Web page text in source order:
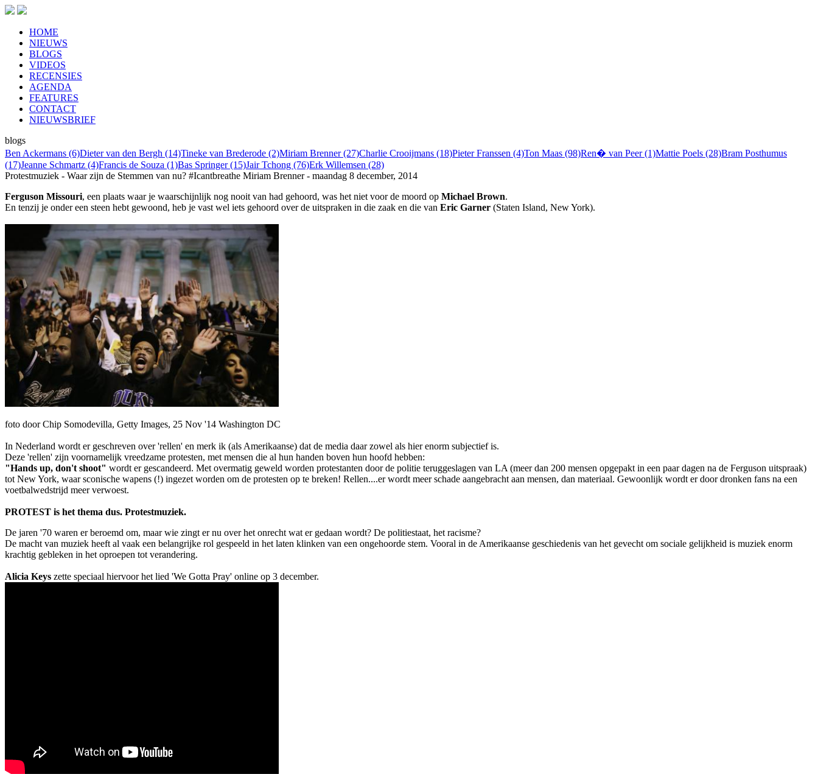
HOME
NIEUWS
BLOGS
VIDEOS
RECENSIES
AGENDA
FEATURES
CONTACT
NIEUWSBRIEF
blogs
Ben Ackermans (6)Dieter van den Bergh (14)Tineke van Brederode (2)Miriam Brenner (27)Charlie Crooijmans (18)Pieter Franssen (4)Ton Maas (98)Ren� van Peer (1)Mattie Poels (28)Bram Posthumus
(17)Jeanne Schmartz (4)Francis de Souza (1)Bas Springer (15)Jair Tchong (76)Erk Willemsen (28)
Protestmuziek - Waar zijn de Stemmen van nu? #Icantbreathe Miriam Brenner - maandag 8 december, 2014
Ferguson Missouri, een plaats waar je waarschijnlijk nog nooit van had gehoord, was het niet voor de moord op Michael Brown.
En tenzij je onder een steen hebt gewoond, heb je vast wel iets gehoord over de uitspraken in die zaak en die van Eric Garner (Staten Island, New York).
foto door Chip Somodevilla, Getty Images, 25 Nov '14 Washington DC
In Nederland wordt er geschreven over 'rellen' en merk ik (als Amerikaanse) dat de media daar zowel als hier enorm subjectief is.
Deze 'rellen' zijn voornamelijk vreedzame protesten, met mensen die al hun handen boven hun hoofd hebben:
"Hands up, don't shoot" wordt er gescandeerd. Met overmatig geweld worden protestanten door de politie teruggeslagen van LA (meer dan 200 mensen opgepakt in een paar dagen na de Ferguson uitspraak)
tot New York, waar sconische wapens (!) ingezet worden om de protesten op te breken! Rellen....er wordt meer schade aangebracht aan mensen, dan materiaal. Gewoonlijk wordt er door dronken fans na een
voetbalwedstrijd meer verwoest.
PROTEST is het thema dus. Protestmuziek.
De jaren '70 waren er beroemd om, maar wie zingt er nu over het onrecht wat er gedaan wordt? De politiestaat, het racisme?
De macht van muziek heeft al vaak een belangrijke rol gespeeld in het laten klinken van een ongehoorde stem. Vooral in de Amerikaanse geschiedenis van het gevecht om sociale gelijkheid is muziek enorm
krachtig gebleken in het oproepen tot verandering.
Alicia Keys zette speciaal hiervoor het lied 'We Gotta Pray' online op 3 december.